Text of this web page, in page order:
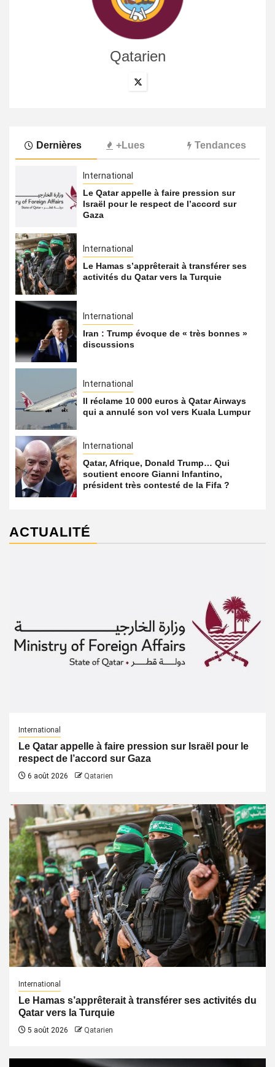
Qatarien
Dernières +Lues Tendances
International
Le Qatar appelle à faire pression sur
Israël pour le respect de l’accord sur
Gaza
International
Le Hamas s’apprêterait à transférer ses
activités du Qatar vers la Turquie
International
Iran : Trump évoque de « très bonnes »
discussions
International
Il réclame 10 000 euros à Qatar Airways
qui a annulé son vol vers Kuala Lumpur
International
Qatar, Afrique, Donald Trump… Qui
soutient encore Gianni Infantino,
président très contesté de la Fifa ?
ACTUALITÉ
International
Le Qatar appelle à faire pression sur Israël pour le
respect de l’accord sur Gaza
6 août 2026 Qatarien
International
Le Hamas s’apprêterait à transférer ses activités du
Qatar vers la Turquie
5 août 2026 Qatarien